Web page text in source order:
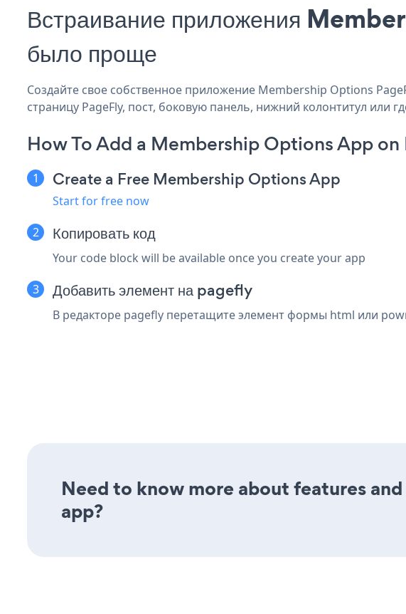
Встраивание приложения
было проще
Создайте свое собственное приложение Membership Options
страницу PageFly, пост, боковую панель, нижний колонтитул или
How To Add a Membership Options App on
Create a Free Membership Options App
Start for free now
Копировать код
Your code block will be available once you create your app
Добавить элемент на pagefly
В редакторе pagefly перетащите элемент формы html или
Need to know more about features
app?